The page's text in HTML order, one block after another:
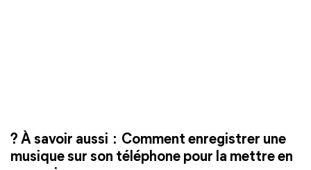
? À savoir aussi : Comment enregistrer une
musique sur son téléphone pour la mettre en